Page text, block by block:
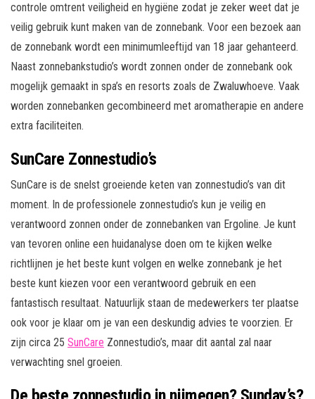
controle omtrent veiligheid en hygiëne zodat je zeker weet dat je
veilig gebruik kunt maken van de zonnebank. Voor een bezoek aan
de zonnebank wordt een minimumleeftijd van 18 jaar gehanteerd.
Naast zonnebankstudio’s wordt zonnen onder de zonnebank ook
mogelijk gemaakt in spa’s en resorts zoals de Zwaluwhoeve. Vaak
worden zonnebanken gecombineerd met aromatherapie en andere
extra faciliteiten.
SunCare Zonnestudio’s
SunCare is de snelst groeiende keten van zonnestudio’s van dit
moment. In de professionele zonnestudio’s kun je veilig en
verantwoord zonnen onder de zonnebanken van Ergoline. Je kunt
van tevoren online een huidanalyse doen om te kijken welke
richtlijnen je het beste kunt volgen en welke zonnebank je het
beste kunt kiezen voor een verantwoord gebruik en een
fantastisch resultaat. Natuurlijk staan de medewerkers ter plaatse
ook voor je klaar om je van een deskundig advies te voorzien. Er
zijn circa 25 SunCare Zonnestudio’s, maar dit aantal zal naar
verwachting snel groeien.